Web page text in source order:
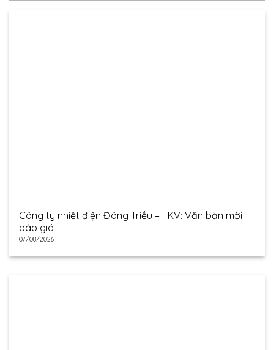
Công ty nhiệt điện Đông Triều – TKV: Văn bản mời
báo giá
07/08/2026